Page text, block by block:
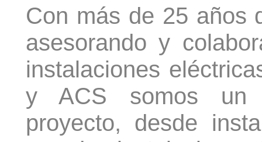
Con más de 25 años
asesorando y
instalaciones
y ACS somos un
proyecto, desde